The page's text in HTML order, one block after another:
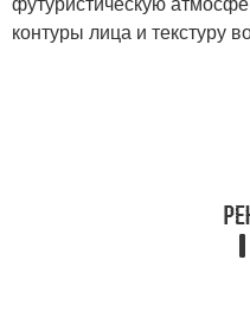
контуры лица и текстуру